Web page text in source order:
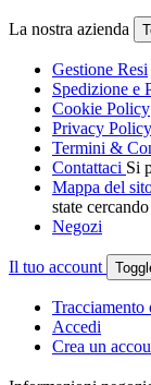
La nostra azienda
Gestione Resi
Spedizione e
Cookie Policy
Privacy Policy
Termini &
Contattaci Si
Mappa del
state cercando
Negozi
Il tuo account
Tracciamento
Accedi
Crea un